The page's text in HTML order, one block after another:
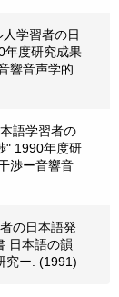
学習者の日
年度研究成果
響音声学的
語学習者の
" 1990年度研
渉ー音響音
の日本語発
日本語の韻
究ー. (1991)